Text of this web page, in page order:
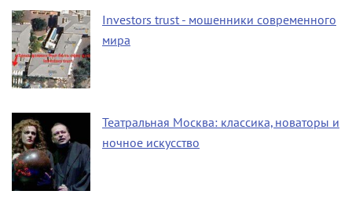
Investors trust - мошенники современного
мира
Театральная Москва: классика, новаторы и
ночное искусство